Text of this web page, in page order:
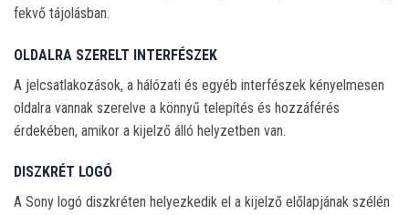
fekvő tájolásban.
OLDALRA SZERELT INTERFÉSZEK
A jelcsatlakozások, a hálózati és egyéb interfészek kényelmesen
oldalra vannak szerelve a könnyű telepítés és hozzáférés
érdekében, amikor a kijelző álló helyzetben van.
DISZKRÉT LOGÓ
A Sony logó diszkréten helyezkedik el a kijelző előlapjának szélén